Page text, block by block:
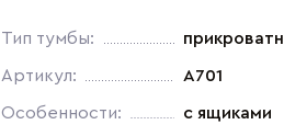
Тип тумбы:
Артикул: A701
Особенности: с ящиками